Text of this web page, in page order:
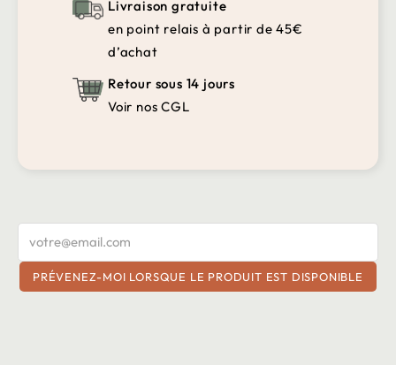
Livraison gratuite
en point relais à partir de 45€
d’achat
Retour sous 14 jours
Voir nos CGL
PRÉVENEZ-MOI LORSQUE LE PRODUIT EST DISPONIBLE